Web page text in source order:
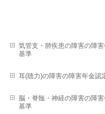
気管支・肺疾患の障害の障
基準
耳(聴力)の障害の障害年金認
脳・脊髄・神経の障害の障
基準